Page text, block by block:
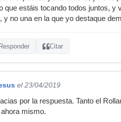
que estáis tocando todos juntos, y
y no una en la que yo destaque
Responder Citar
el 23/04/2019
por la respuesta. Tanto el
mismo.